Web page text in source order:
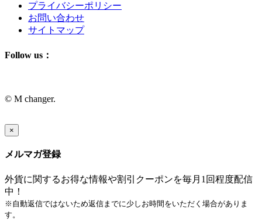
プライバシーポリシー
お問い合わせ
サイトマップ
Follow us：
© M changer.
×
メルマガ登録
外貨に関するお得な情報や割引クーポンを毎月1回程度配信
中！
※自動返信ではないため返信までに少しお時間をいただく場合がありま
す。